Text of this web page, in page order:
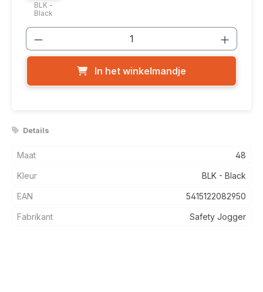
BLK -
Black
Producthoeveelheid: Voer de
In het winkelmandje
Details
Maat 48
Kleur BLK - Black
EAN 5415122082950
Fabrikant Safety Jogger